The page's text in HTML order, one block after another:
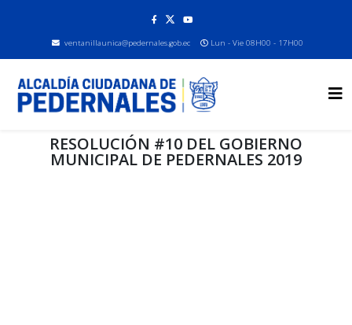
ventanillaunica@pedernales.gob.ec Lun - Vie 08H00 - 17H00
RESOLUCIÓN #10 DEL GOBIERNO
MUNICIPAL DE PEDERNALES 2019